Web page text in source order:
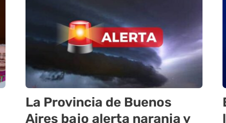
La Provincia de Buenos
Aires bajo alerta naranja y